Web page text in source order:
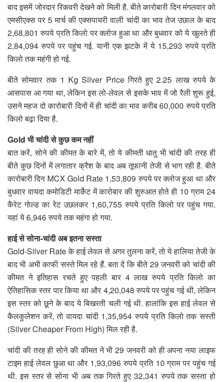
बाद इसमें जोरदार रिकवरी देखने को मिली है. बीते कारोबारी दिन मंगलवार को
एमसीएक्स पर 5 मार्च की एक्सपायरी वाली चांदी का भाव तेज उछाल के बाद
2,68,801 रुपये प्रति किलो पर क्लोज हुआ था और बुधवार को ये खुलते ही
2,84,094 रुपये पर पहुंच गई. यानी एक झटके में ये 15,293 रुपये प्रति
किलो तक महंगी हो गई.
बीते सोमवार तक 1 Kg Silver Price गिरते हुए 2.25 लाख रुपये के
आसपास आ गया था, लेकिन इस लो-लेवल से इसके भाव में जो रैली शुरू हुई,
उसने महज दो कारोबारी दिनों में ही चांदी का भाव करीब 60,000 रुपये प्रति
किलो बढ़ा दिया है.
Gold भी चांदी से कुछ कम नहीं
बात करें, सोने की कीमत के बारे में, तो ये कीमती धातु भी चांदी की तरह ही
बीते कुछ दिनों में लगातार क्रैश के बाद अब तूफानी तेजी से भाग रही है. बीते
कारोबारी दिन MCX Gold Rate 1,53,809 रुपये पर क्लोज हुआ था और
बुधवार वायदा कमोडिटी मार्केट में कारोबार की शुरुआत होते ही 10 ग्राम 24
कैरेट गोल्ड का रेट उछलकर 1,60,755 रुपये प्रति किलो पर पहुंच गया.
यहां ये 6,946 रुपये तक महंगा हो गया.
हाई से सोना-चांदी अब इतना सस्ता
Gold-Silver Rate के हाई लेवल से अगर तुलना करें, तो ये हालिया तेजी के
बाद भी अभी काफी सस्ते मिल रहे हैं. बता दें कि बीते 29 जनवरी को चांदी की
कीमत ने इतिहास रचते हुए पहली बार 4 लाख रुपये प्रति किलो का
ऐतिहासिक स्तर पार किया था और 4,20,048 रुपये पर पहुंच गई थी, लेकिन
इस स्तर को छूने के बाद ये बिखरती चली गई थी. हालांकि इस हाई लेवल से
कैलकुलेशन करें, तो वायदा चांदी 1,35,954 रुपये प्रति किलो तक सस्ती
(Silver Cheaper From High) मिल रही है.
चांदी की तरह ही सोने की कीमत ने भी 29 जनवरी को ही अपना नया लाइफ
टाइम हाई लेवल छुआ था और 1,93,096 रुपये प्रति 10 ग्राम पर पहुंच गई
थी. इस स्तर से सोना भी अब तक गिरते हुए 32,341 रुपये तक सस्ता हो